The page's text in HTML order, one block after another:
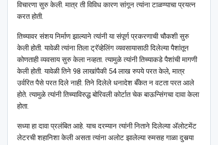
विचारणा सुरु केली. मात्र ती विविध कारण सांगून त्यांना टाळण्याचा प्रयत्न
करत होती.
तिच्यावर संशय निर्माण झाल्याने त्यांनी या संपूर्ण प्रकरणाची चौकशी सुरु
केली होती. यावेळी त्यांना तिला ट्रॅव्हेलिंग व्यवसायासाठी दिलेल्या पैशांतून
कोणताही व्यवसाय सुरु केला नव्हता. त्यामुळे त्यांनी तिच्याकडे पैशांची मागणी
केली होती. यावेळी तिने 98 लाखांपैकी 54 लाख रुपये परत केले, मात्र
उर्वरित पैसे परत दिले नाही. तिने दिलेले धनादेश बँकेत न वटता परत आले
होते. त्यामुळे त्यांनी तिच्याविरुद्ध बोरिवली कोर्टात चेक बाऊन्सिंगचा दावा केला
होता.
सध्या हा दावा प्रलंबित आहे. याच दरम्यान त्यांनी निताने दिलेल्या अ‍ॅलोटमेंट
लेटरची शहानिशा केली असता त्यांना अलोट झालेल्या रुमसह गाळा दुसर्‍या